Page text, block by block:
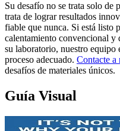
Su desafío no se trata solo de
trata de lograr resultados
fiable que nunca. Si está listo
calentamiento convencional y
su laboratorio, nuestro equipo
proceso adecuado. Contacte a
desafíos de materiales únicos.
Guía Visual